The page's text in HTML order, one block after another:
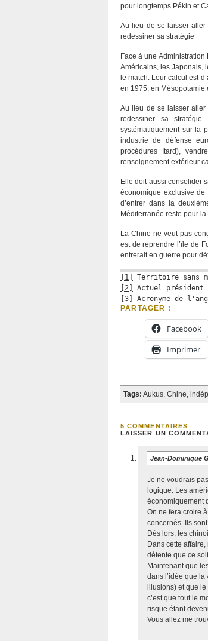
pour longtemps Pékin et
Au lieu de se laisser aller
redessiner sa stratégie
Face à une Administration
Américains, les Japonais,
le match. Leur calcul est
en 1975, en Mésopotamie
Au lieu de se laisser aller
redessiner sa
systématiquement sur la
industrie de défense
procédures Itard),
renseignement extérieur
Elle doit aussi consolider
économique exclusive
d’entrer dans la
Méditerranée reste pour
La Chine ne veut pas
est de reprendre l’île de
entrerait en guerre pour
[1]
Territoire sans
[2]
Actuel président
[3]
Acronyme de
PARTAGER :
Facebook
Imprimer
Tags: Aukus, Chine,
5 COMMENTAIRES
LAISSER UN
Jean-Dominique
Je ne voudrais
logique. Les
économiquement
On ne fera croire
concernés. Ils
Dès lors, les
Dans cette
détente que ce
Maintenant que
dans l’idée que
illusions) et que
c’est que tout le
risque étant
Vous allez me